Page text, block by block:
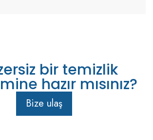
bir temizlik
hazır mısınız?
Bize ulaş